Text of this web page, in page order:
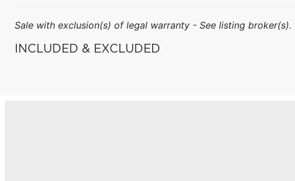
Sale with exclusion(s) of legal warranty - See listing broker(s).
INCLUDED & EXCLUDED